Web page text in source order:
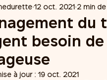
du
besoin
12 oct. 2021 2 min
à jour :19 oct. 2021